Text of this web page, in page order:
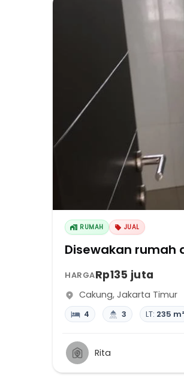
RUMAH JUAL
Disewakan rumah
HARGARp135 juta
Cakung, Jakarta Timur
4 3 LT: 235 m²
Rita